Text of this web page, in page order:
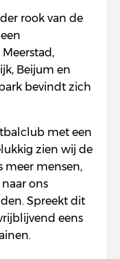
rook van de
Beijum en
bevindt zich
met een
zien wij de
meer mensen,
ons
Spreekt dit
eens